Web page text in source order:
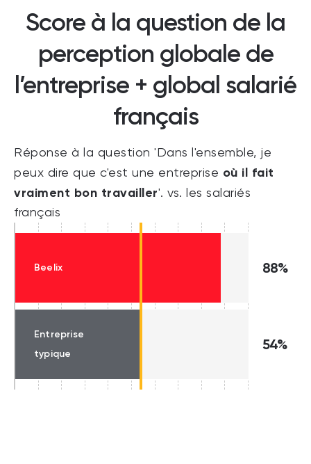
Score à la question de la
perception globale de
l’entreprise + global salarié
français
Réponse à la question 'Dans l'ensemble, je
peux dire que c'est une entreprise où il fait
vraiment bon travailler'. vs. les salariés
français
Beelix 88%
Entreprise
typique
54%